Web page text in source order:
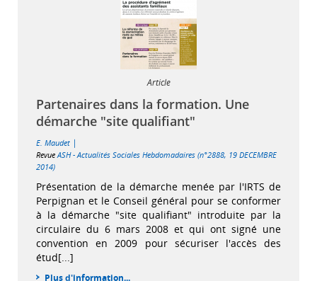
Article
Partenaires dans la formation. Une
démarche "site qualifiant"
E. Maudet |
Revue ASH - Actualités Sociales Hebdomadaires (n°2888, 19 DECEMBRE
2014)
Présentation de la démarche menée par l'IRTS de
Perpignan et le Conseil général pour se conformer
à la démarche "site qualifiant" introduite par la
circulaire du 6 mars 2008 et qui ont signé une
convention en 2009 pour sécuriser l'accès des
étud[...]
Plus d'information...